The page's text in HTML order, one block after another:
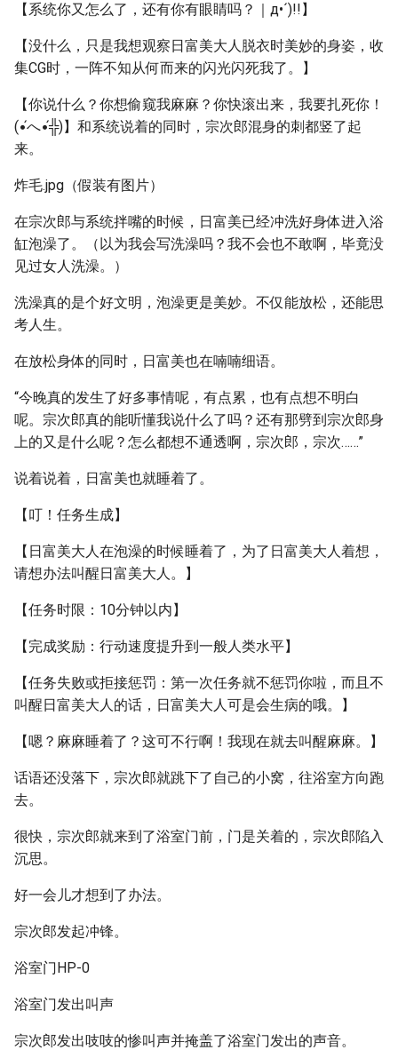
【系统你又怎么了，还有你有眼睛吗？｜д•´)!!】
【没什么，只是我想观察日富美大人脱衣时美妙的身姿，收
集CG时，一阵不知从何而来的闪光闪死我了。】
【你说什么？你想偷窥我麻麻？你快滚出来，我要扎死你！
(•́へ•́╬)】和系统说着的同时，宗次郎混身的刺都竖了起
来。
炸毛.jpg（假装有图片）
在宗次郎与系统拌嘴的时候，日富美已经冲洗好身体进入浴
缸泡澡了。（以为我会写洗澡吗？我不会也不敢啊，毕竟没
见过女人洗澡。）
洗澡真的是个好文明，泡澡更是美妙。不仅能放松，还能思
考人生。
在放松身体的同时，日富美也在喃喃细语。
“今晚真的发生了好多事情呢，有点累，也有点想不明白
呢。宗次郎真的能听懂我说什么了吗？还有那劈到宗次郎身
上的又是什么呢？怎么都想不通透啊，宗次郎，宗次……”
说着说着，日富美也就睡着了。
【叮！任务生成】
【日富美大人在泡澡的时候睡着了，为了日富美大人着想，
请想办法叫醒日富美大人。】
【任务时限：10分钟以内】
【完成奖励：行动速度提升到一般人类水平】
【任务失败或拒接惩罚：第一次任务就不惩罚你啦，而且不
叫醒日富美大人的话，日富美大人可是会生病的哦。】
【嗯？麻麻睡着了？这可不行啊！我现在就去叫醒麻麻。】
话语还没落下，宗次郎就跳下了自己的小窝，往浴室方向跑
去。
很快，宗次郎就来到了浴室门前，门是关着的，宗次郎陷入
沉思。
好一会儿才想到了办法。
宗次郎发起冲锋。
浴室门HP-0
浴室门发出叫声
宗次郎发出吱吱的惨叫声并掩盖了浴室门发出的声音。